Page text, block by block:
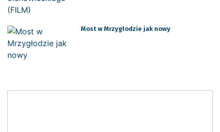
Most w Mrzygłodzie jak nowy